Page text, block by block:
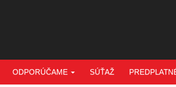
ODPORÚČAME SÚŤAŽ